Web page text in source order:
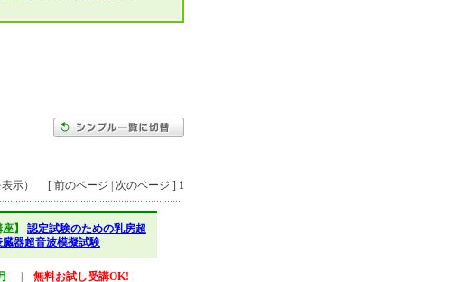
示） [ 前のページ | 次のページ ] 1
】 認定試験のための乳房超
器超音波模擬試験
無料お試し受講OK!